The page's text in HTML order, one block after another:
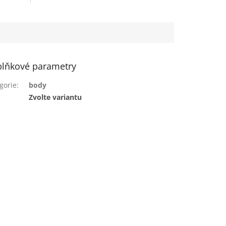
parametry
:
body
Zvolte variantu